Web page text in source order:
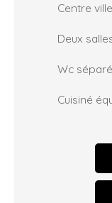
Centre ville
Deux
Wc séparé
Cuisiné